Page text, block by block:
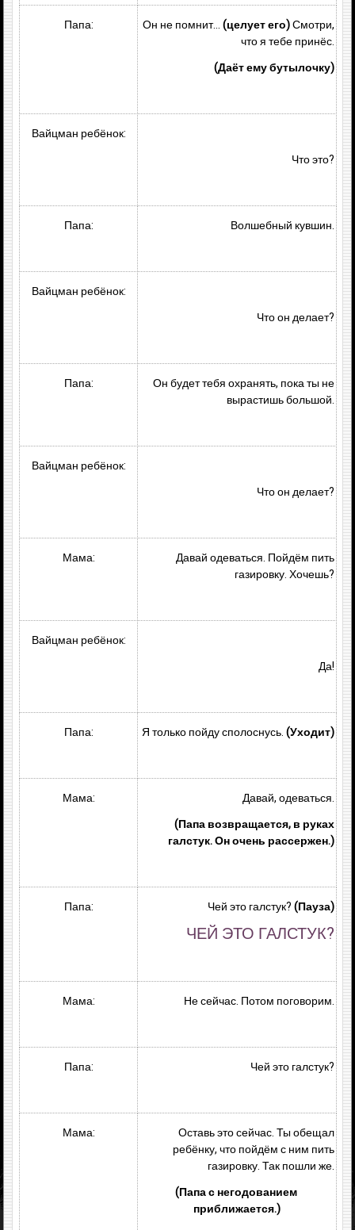
Папа: Он не помнит…(целует его)Смотри,
что я тебе принёс.
(Даёт ему бутылочку)
Вайцман ребёнок:
Что это?
Папа: Волшебный кувшин.
Вайцман ребёнок:
Что он делает?
Папа:
Он будет тебя охранять, пока ты не
вырастишь большой.
Вайцман ребёнок:
Что он делает?
Мама:
Давай одеваться. Пойдём пить
газировку. Хочешь?
Вайцман ребёнок:
Да!
Папа: Я только пойду сполоснусь.(Уходит)
Мама:
Давай, одеваться.
(Папа возвращается, в руках
галстук. Он очень рассержен.)
Папа: Чей это галстук?(Пауза)
ЧЕЙ ЭТО ГАЛСТУК?
Мама: Не сейчас. Потом поговорим.
Папа: Чей это галстук?
Мама:
Оставь это сейчас. Ты обещал
ребёнку, что пойдём с ним пить
газировку. Так пошли же.
(Папа с негодованием
приближается.)